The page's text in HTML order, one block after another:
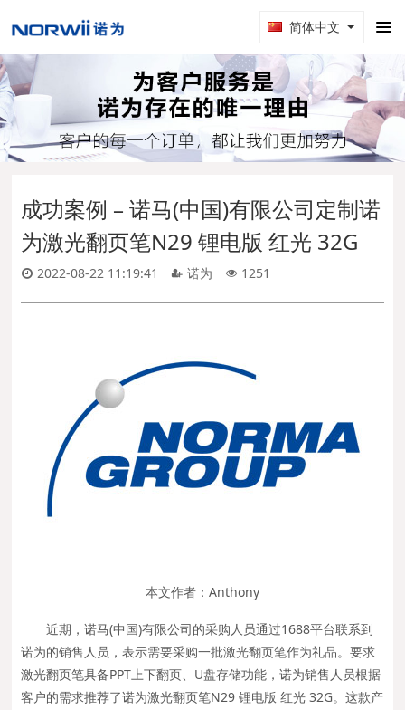
简体中文
成功案例 – 诺马(中国)有限公司定制诺
为激光翻页笔N29 锂电版 红光 32G
2022-08-22 11:19:41 诺为 1251
本文作者：Anthony
近期，诺马(中国)有限公司的采购人员通过1688平台联系到
诺为的销售人员，表示需要采购一批激光翻页笔作为礼品。要求
激光翻页笔具备PPT上下翻页、U盘存储功能，诺为销售人员根据
客户的需求推荐了诺为激光翻页笔N29 锂电版 红光 32G。这款产